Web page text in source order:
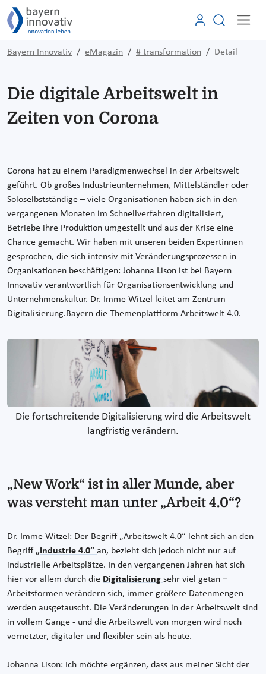
Bayern Innovativ eMagazin # transformation Detail
Die digitale Arbeitswelt in
Zeiten von Corona
Corona hat zu einem Paradigmenwechsel in der Arbeitswelt
geführt. Ob großes Industrieunternehmen, Mittelständler oder
Soloselbstständige – viele Organisationen haben sich in den
vergangenen Monaten im Schnellverfahren digitalisiert,
Betriebe ihre Produktion umgestellt und aus der Krise eine
Chance gemacht. Wir haben mit unseren beiden Expertinnen
gesprochen, die sich intensiv mit Veränderungsprozessen in
Organisationen beschäftigen: Johanna Lison ist bei Bayern
Innovativ verantwortlich für Organisationsentwicklung und
Unternehmenskultur. Dr. Imme Witzel leitet am Zentrum
Digitalisierung.Bayern die Themenplattform Arbeitswelt 4.0.
Die fortschreitende Digitalisierung wird die Arbeitswelt
langfristig verändern.
„New Work“ ist in aller Munde, aber
was versteht man unter „Arbeit 4.0“?
Dr. Imme Witzel: Der Begriff „Arbeitswelt 4.0“ lehnt sich an den
Begriff „Industrie 4.0“ an, bezieht sich jedoch nicht nur auf
industrielle Arbeitsplätze. In den vergangenen Jahren hat sich
hier vor allem durch die Digitalisierung sehr viel getan –
Arbeitsformen verändern sich, immer größere Datenmengen
werden ausgetauscht. Die Veränderungen in der Arbeitswelt sind
in vollem Gange - und die Arbeitswelt von morgen wird noch
vernetzter, digitaler und flexibler sein als heute.
Johanna Lison: Ich möchte ergänzen, dass aus meiner Sicht der